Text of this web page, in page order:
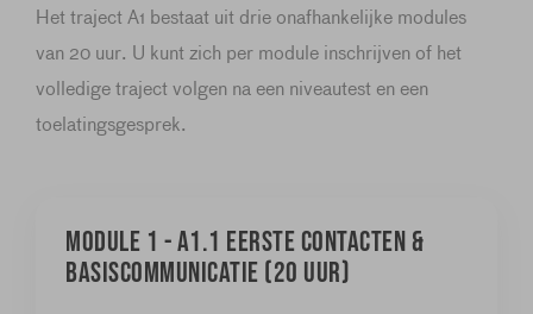
Het traject A1 bestaat uit drie onafhankelijke modules
van 20 uur. U kunt zich per module inschrijven of het
volledige traject volgen na een niveautest en een
toelatingsgesprek.
Module 1 - A1.1 Eerste contacten &
basiscommunicatie (20 uur)